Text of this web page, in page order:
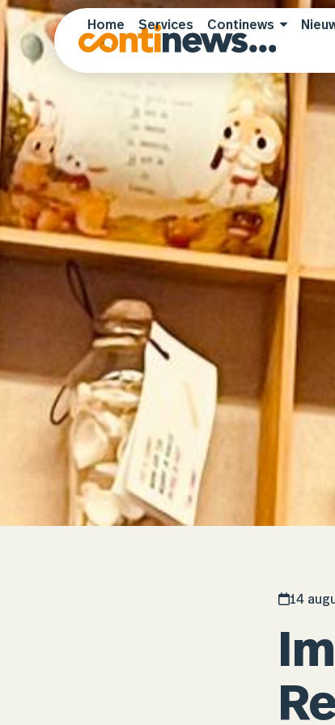
Skip
to
content
Home Services Continews
14